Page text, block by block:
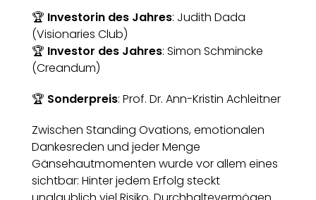
🏆 Investorin des Jahres: Judith Dada
(Visionaries Club)
🏆 Investor des Jahres: Simon Schmincke
(Creandum)
🏆 Sonderpreis: Prof. Dr. Ann-Kristin Achleitner
Zwischen Standing Ovations, emotionalen
Dankesreden und jeder Menge
Gänsehautmomenten wurde vor allem eines
sichtbar: Hinter jedem Erfolg steckt